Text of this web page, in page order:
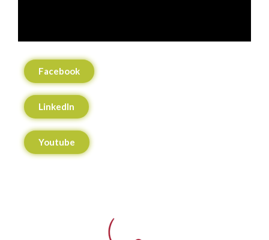
Facebook
LinkedIn
Youtube